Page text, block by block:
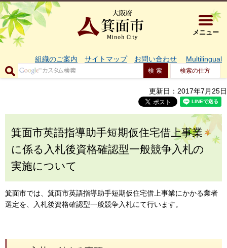
大阪府箕
メニュー
組織のご案内 サイトマップ お問い合わせ Multilingual
検索の仕方
更新日：2017年7月25日
箕面市英語指導助手短期仮住宅借上事業
に係る入札後資格確認型一般競争入札の
実施について
箕面市では、箕面市英語指導助手短期仮住宅借上事業にかかる業者
選定を、入札後資格確認型一般競争入札にて行います。